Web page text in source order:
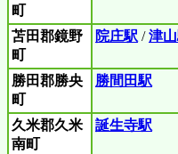
町
苫田郡鏡野
町
院庄駅 /津
勝田郡勝央
町
勝間田駅
久米郡久米
南町
誕生寺駅